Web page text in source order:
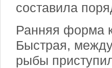
составила
Ранняя форма
Быстрая,
рыбы